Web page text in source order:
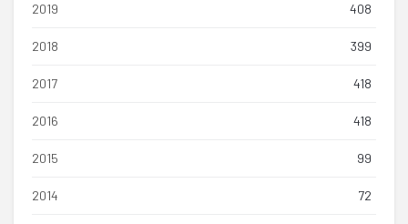
2019 408
2018 399
2017 418
2016 418
2015 99
2014 72